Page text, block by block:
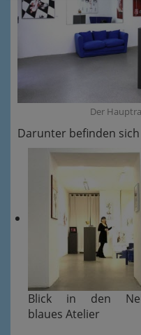
Der
Darunter befinden sich
Blick in den
blaues Atelier